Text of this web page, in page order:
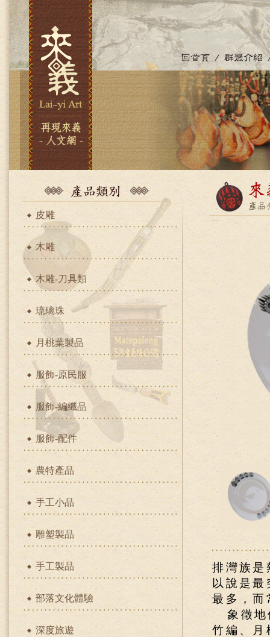
皮雕
木雕
木雕-刀具類
琉璃珠
月桃葉製品
服飾-原民服
服飾-編織品
服飾-配件
農特產品
手工小品
雕塑製品
手工製品
部落文化體驗
深度旅遊
排灣族是
以說是
最多，而
象徵
竹編、月